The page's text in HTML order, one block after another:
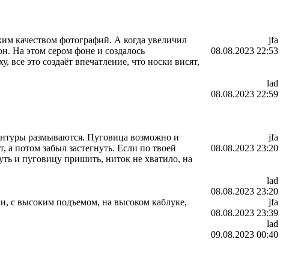
качеством фотографий. А когда увеличил
На этом сером фоне и создалось
это создаёт впечатление, что носки висят,
jfa
08.08.2023 22:53
lad
08.08.2023 22:59
размываются. Пуговица возможно и
а потом забыл застегнуть. Если по твоей
и пуговицу пришить, ниток не хватило, на
jfa
08.08.2023 23:20
lad
08.08.2023 23:20
с высоким подъемом, на высоком каблуке,
jfa
08.08.2023 23:39
lad
09.08.2023 00:40